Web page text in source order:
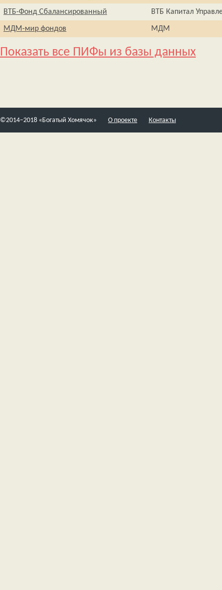
ВТБ-Фонд Сбалансированный ВТБ Капитал
МДМ-мир фондов МДМ
Показать все ПИФы из базы данных
©2014–2018 «Богатый Хомячок» О проекте Контакты